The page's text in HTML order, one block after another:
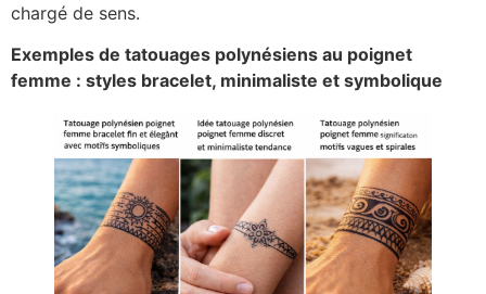
chargé de sens.
Exemples de tatouages polynésiens au poignet
femme : styles bracelet, minimaliste et symbolique